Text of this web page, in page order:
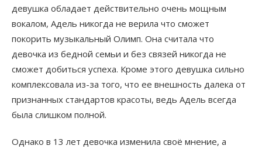
девушка обладает действительно очень мощным
вокалом, Адель никогда не верила что сможет
покорить музыкальный Олимп. Она считала что
девочка из бедной семьи и без связей никогда не
сможет добиться успеха. Кроме этого девушка сильно
комплексовала из-за того, что ее внешность далека от
признанных стандартов красоты, ведь Адель всегда
была слишком полной.
Однако в 13 лет девочка изменила своё мнение, а